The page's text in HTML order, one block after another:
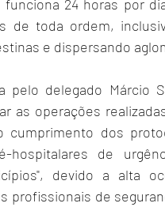
24 horas por
de toda ordem,
e dispersando
pelo delegado Márcio
as operações
cumprimento dos
hospitalares de
devido a alta
profissionais de